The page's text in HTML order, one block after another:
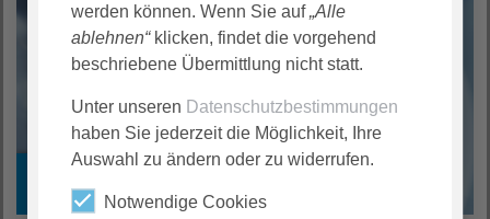
Internationals
werden können. Wenn Sie auf„Alle
ablehnen“klicken, findet die vorgehend
beschriebene Übermittlung nicht statt.
Unter unseren Datenschutzbestimmungen
haben Sie jederzeit die Möglichkeit, Ihre
Auswahl zu ändern oder zu widerrufen.
Notwendige Cookies